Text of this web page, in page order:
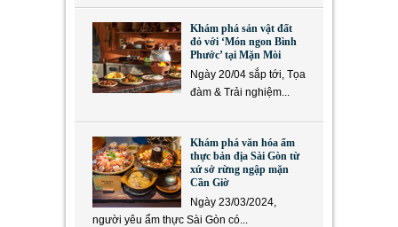
Khám phá sản vật đất
đỏ với ‘Món ngon Bình
Phước’ tại Mặn Mòi
Ngày 20/04 sắp tới, Tọa
đàm & Trải nghiệm...
Khám phá văn hóa ẩm
thực bản địa Sài Gòn từ
xứ sở rừng ngập mặn
Cần Giờ
Ngày 23/03/2024,
người yêu ẩm thực Sài Gòn có...